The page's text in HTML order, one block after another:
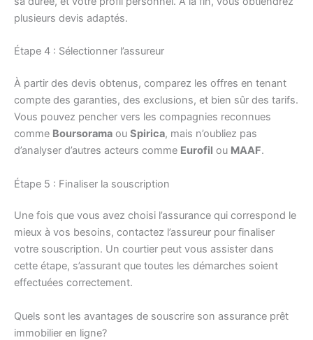
plusieurs devis adaptés.
Étape 4 : Sélectionner l’assureur
À partir des devis obtenus, comparez les offres en tenant
compte des garanties, des exclusions, et bien sûr des tarifs.
Vous pouvez pencher vers les compagnies reconnues
comme Boursorama ou Spirica, mais n’oubliez pas
d’analyser d’autres acteurs comme Eurofil ou MAAF.
Étape 5 : Finaliser la souscription
Une fois que vous avez choisi l’assurance qui correspond le
mieux à vos besoins, contactez l’assureur pour finaliser
votre souscription. Un courtier peut vous assister dans
cette étape, s’assurant que toutes les démarches soient
effectuées correctement.
Quels sont les avantages de souscrire son assurance prêt
immobilier en ligne?